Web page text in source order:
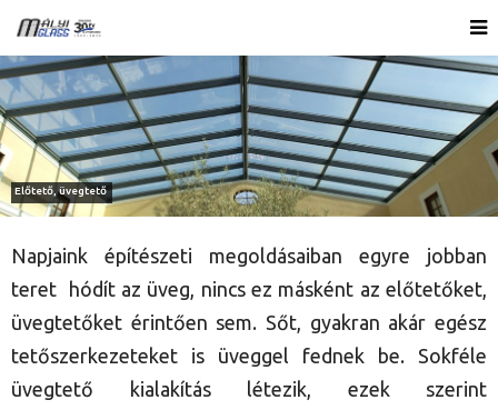
Napjaink építészeti megoldásaiban egyre jobban
teret hódít az üveg, nincs ez másként az előtetőket,
üvegtetőket érintően sem. Sőt, gyakran akár egész
tetőszerkezeteket is üveggel fednek be. Sokféle
üvegtető kialakítás létezik, ezek szerint